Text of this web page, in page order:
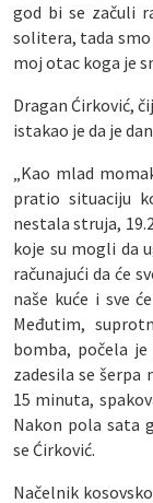
god bi se začuli
solitera, tada
moj otac koga je
Dragan Ćirković,
istakao je da je
„Kao mlad
pratio situaciju
nestala struja,
koje su mogli da
računajući da će
naše kuće i sve
Međutim,
bomba, počela
zadesila se šerpa
15 minuta,
Nakon pola sata
se Ćirković.
Načelnik